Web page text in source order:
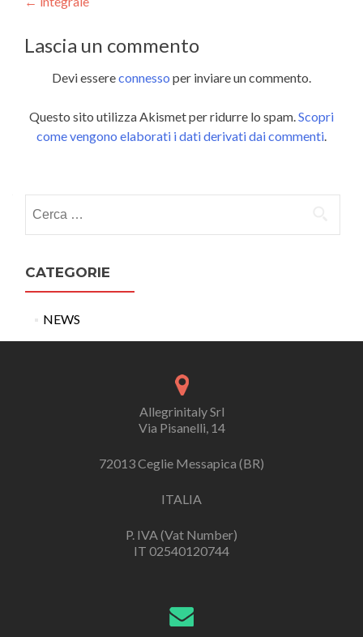
navigation
Lascia un commento
Devi essereconnesso per inviare un commento.
Questo sito utilizza Akismet per ridurre lo spam.Scopri
come vengono elaborati i dati derivati dai commenti.
per:
CATEGORIE
NEWS
Allegrinitaly Srl
Via Pisanelli, 14
72013 Ceglie Messapica (BR)
ITALIA
P. IVA (Vat Number)
IT 02540120744